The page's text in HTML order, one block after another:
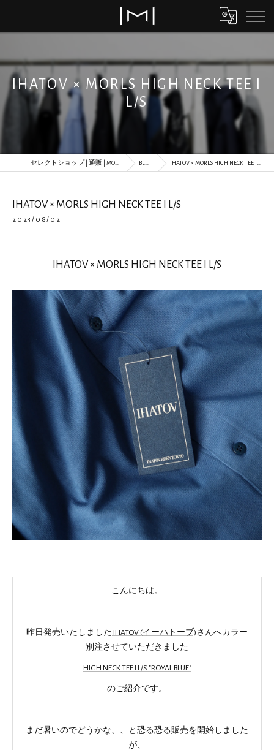
IHATOV × MORLS HIGH NECK TEE I
L/S
セレクトショップ | 通販 | MORLS BLOG IHATOV × MORLS HIGH NECK TEE I L/S
IHATOV × MORLS HIGH NECK TEE I L/S
2023/08/02
IHATOV × MORLS HIGH NECK TEE I L/S
こんにちは。
昨日発売いたしました IHATOV (イーハトーブ)さんへカラー
別注させていただきました
HIGH NECK TEE I L/S "ROYAL BLUE"
のご紹介です。
まだ暑いのでどうかな、、と恐る恐る販売を開始しました
が、